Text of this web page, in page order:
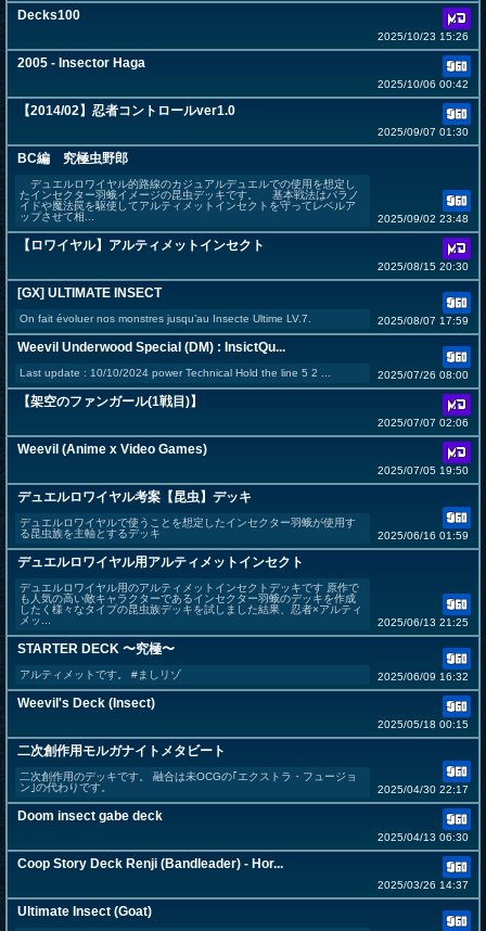
Decks100
2025/10/23 15:26
2005 - Insector Haga
2025/10/06 00:42
【2014/02】忍者コントロールver1.0
2025/09/07 01:30
BC編 究極虫野郎
デュエルロワイヤル的路線のカジュアルデュエルでの使用を想定し
たインセクター羽蛾イメージの昆虫デッキです。 基本戦法はパラノ
イドや魔法罠を駆使してアルティメットインセクトを守ってレベルア
ップさせて相...
2025/09/02 23:48
【ロワイヤル】アルティメットインセクト
2025/08/15 20:30
[GX] ULTIMATE INSECT
On fait évoluer nos monstres jusqu’au Insecte Ultime LV.7. 2025/08/07 17:59
Weevil Underwood Special (DM) : InsictQu...
Last update : 10/10/2024 power Technical Hold the line 5 2 ... 2025/07/26 08:00
【架空のファンガール(1戦目)】
2025/07/07 02:06
Weevil (Anime x Video Games)
2025/07/05 19:50
デュエルロワイヤル考案【昆虫】デッキ
デュエルロワイヤルで使うことを想定したインセクター羽蛾が使用す
る昆虫族を主軸とするデッキ
2025/06/16 01:59
デュエルロワイヤル用アルティメットインセクト
デュエルロワイヤル用のアルティメットインセクトデッキです 原作で
も人気の高い敵キャラクターであるインセクター羽蛾のデッキを作成
したく様々なタイプの昆虫族デッキを試しました結果、忍者×アルティ
メッ...
2025/06/13 21:25
STARTER DECK 〜究極〜
アルティメットです。 #ましリゾ 2025/06/09 16:32
Weevil's Deck (Insect)
2025/05/18 00:15
二次創作用モルガナイトメタビート
二次創作用のデッキです。 融合は未OCGの｢エクストラ・フュージョ
ン｣の代わりです。
2025/04/30 22:17
Doom insect gabe deck
2025/04/13 06:30
Coop Story Deck Renji (Bandleader) - Hor...
2025/03/26 14:37
Ultimate Insect (Goat)